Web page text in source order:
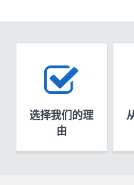
选择我们的理
由